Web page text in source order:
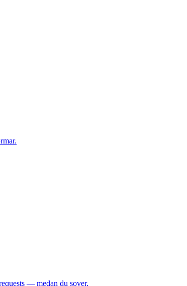
— medan du sover.